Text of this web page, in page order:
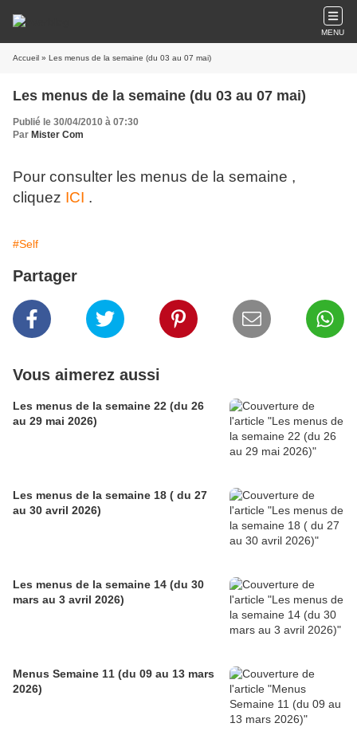
MENU
Accueil » Les menus de la semaine (du 03 au 07 mai)
Les menus de la semaine (du 03 au 07 mai)
Publié le 30/04/2010 à 07:30
Par Mister Com
Pour consulter les menus de la semaine ,
cliquez ICI .
#Self
Partager
Vous aimerez aussi
Les menus de la semaine 22 (du 26
au 29 mai 2026)
Les menus de la semaine 18 ( du 27
au 30 avril 2026)
Les menus de la semaine 14 (du 30
mars au 3 avril 2026)
Menus Semaine 11 (du 09 au 13 mars
2026)